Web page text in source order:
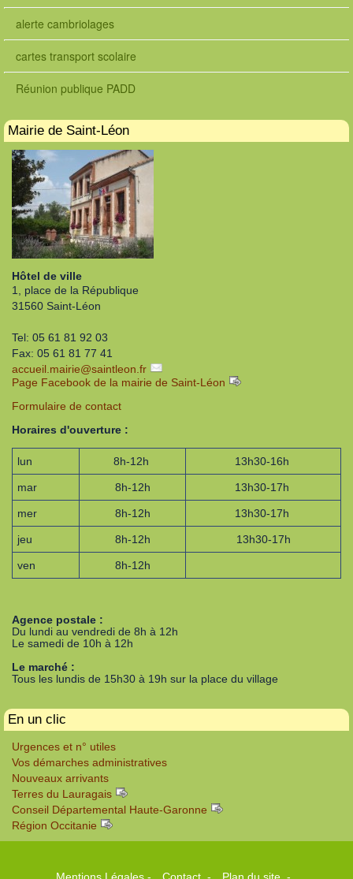
alerte cambriolages
cartes transport scolaire
Réunion publique PADD
Mairie de Saint-Léon
Hôtel de ville
1, place de la République
31560 Saint-Léon
Tel: 05 61 81 92 03
Fax: 05 61 81 77 41
accueil.mairie@saintleon.fr
Page Facebook de la mairie de Saint-Léon
Formulaire de contact
Horaires d'ouverture :
lun 8h-12h 13h30-16h
mar 8h-12h 13h30-17h
mer 8h-12h 13h30-17h
jeu 8h-12h 13h30-17h
ven 8h-12h
Agence postale :
Du lundi au vendredi de 8h à 12h
Le samedi de 10h à 12h
Le marché :
Tous les lundis de 15h30 à 19h sur la place du village
En un clic
Urgences et n° utiles
Vos démarches administratives
Nouveaux arrivants
Terres du Lauragais
Conseil Départemental Haute-Garonne
Région Occitanie